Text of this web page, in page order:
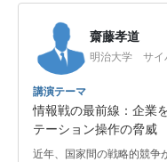
齋藤孝道
明治大学 サイ
講演テーマ
情報戦の最前線：企業
テーション操作の脅威
近年、国家間の戦略的競争